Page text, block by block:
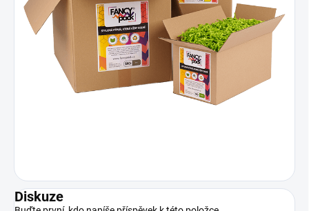
Diskuze